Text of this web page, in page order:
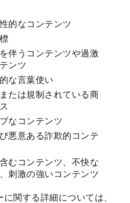
的なコンテンツ
伴うコンテンツや過激
ンツ
な言葉使い
たは規制されている商
なコンテンツ
悪意ある詐欺的コンテ
むコンテンツ、不快な
刺激の強いコンテンツ
関する詳細については、